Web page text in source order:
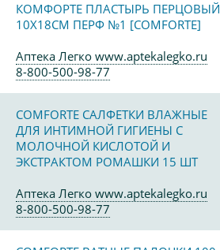
КОМФОРТЕ ПЛАСТЫРЬ ПЕРЦОВЫЙ
10Х18СМ ПЕРФ №1 [COMFORTE]
Аптека Легко www.aptekalegko.ru
8-800-500-98-77
COMFORTE САЛФЕТКИ ВЛАЖНЫЕ
ДЛЯ ИНТИМНОЙ ГИГИЕНЫ С
МОЛОЧНОЙ КИСЛОТОЙ И
ЭКСТРАКТОМ РОМАШКИ 15 ШТ
Аптека Легко www.aptekalegko.ru
8-800-500-98-77